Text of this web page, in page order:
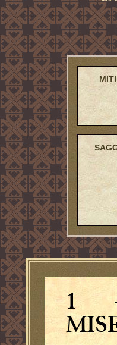
MITI
1-